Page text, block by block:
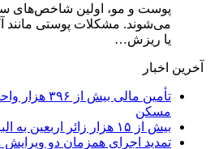
پوست و مو، اولین شاخص‌های
می‌شوند. مشکلات پوستی
یا ریزش…
آخرین اخبار
تأمین مالی
مسکن
بیش از ۱۵ هزار زائر اربعین به البرز بازگشتند